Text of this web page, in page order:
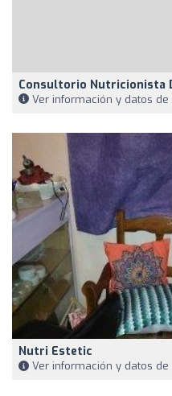
Consultorio Nutricionista
Ver información y datos de
Nutri Estetic
Ver información y datos de